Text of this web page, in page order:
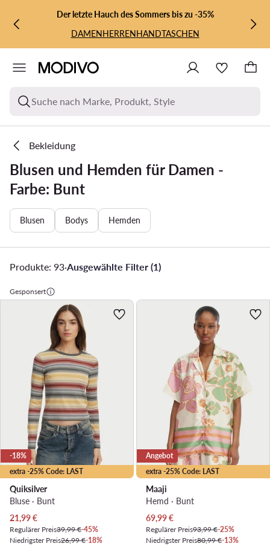
ZUM HAUPTINHALT SPRINGEN
ZUR SUCHEDer letzte Hauch des Sommers bis zu -35%
DAMENHERRENHANDTASCHEN
Suche nach Marke, Produkt, Style
Bekleidung
Blusen und Hemden für Damen -
Farbe: Bunt
Blusen Bodys Hemden
Produkte: 93·Ausgewählte Filter (1)
Gesponsert
extra -25% Code: LAST
-18%
Quiksilver
Bluse · Bunt
Aktueller Preis
21,99€
Regulärer Preis39,99 €-45%
Niedrigster Preis26,99 €-18%
extra -25% Code: LAST
Angebot
Maaji
Hemd · Bunt
Aktueller Preis
69,99€
Regulärer Preis93,99 €-25%
Niedrigster Preis80,99 €-13%